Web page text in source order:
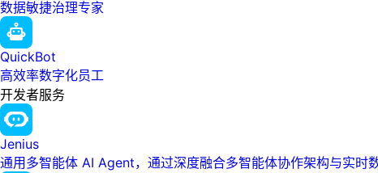
数据敏捷治理专家
QuickBot
高效率数字化员工
开发者服务
Jenius
通用多智能体 AI Agent，通过深度融合多智能体协作架构与实时